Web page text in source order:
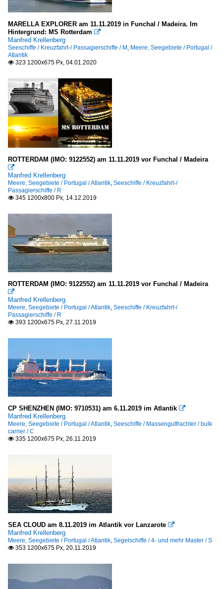
MARELLA EXPLORER am 11.11.2019 in Funchal / Madeira. Im
Hintergrund: MS Rotterdam 
Manfred Krellenberg
Seeschiffe / Kreuzfahrt-/ Passagierschiffe / M , Meere, Seegebiete / Portugal /
Atlantik
 323 1200x675 Px, 04.01.2020
ROTTERDAM (IMO: 9122552) am 11.11.2019 vor Funchal / Madeira

Manfred Krellenberg
Meere, Seegebiete / Portugal / Atlantik, Seeschiffe / Kreuzfahrt-/
Passagierschiffe / R
 345 1200x800 Px, 14.12.2019
ROTTERDAM (IMO: 9122552) am 11.11.2019 vor Funchal / Madeira

Manfred Krellenberg
Meere, Seegebiete / Portugal / Atlantik, Seeschiffe / Kreuzfahrt-/
Passagierschiffe / R
 393 1200x675 Px, 27.11.2019
CP SHENZHEN (IMO: 9710531) am 6.11.2019 im Atlantik 
Manfred Krellenberg
Meere, Seegebiete / Portugal / Atlantik, Seeschiffe / Massengutfrachter / bulk
carrier / C
 335 1200x675 Px, 26.11.2019
SEA CLOUD am 8.11.2019 im Atlantik vor Lanzarote 
Manfred Krellenberg
Meere, Seegebiete / Portugal / Atlantik, Segelschiffe / 4- und mehr Master / S
 353 1200x675 Px, 20.11.2019